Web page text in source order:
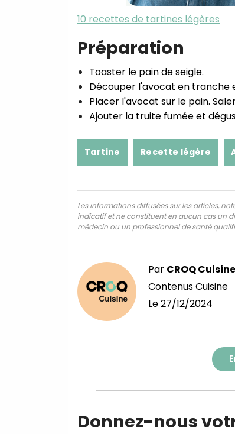
10 recettes de tartines légères
Préparation
Toaster le pain de seigle.⁣
Découper l'avocat en tranche
Placer l'avocat sur le pain.
Ajouter la truite fumée et
Tartine Recette légère
Les informations diffusées sur les articles,
indicatif et ne constituent en aucun cas un
médecin ou un professionnel de santé
Par CROQ Cuisine
Contenus Cuisine
Le27/12/2024
Donnez-nous